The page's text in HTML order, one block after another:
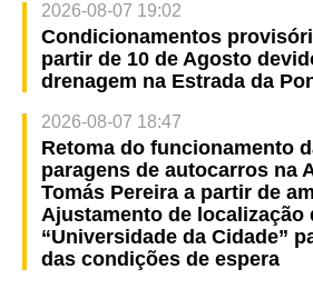
2026-08-07 19:02
Condicionamentos
partir de 10 de Agosto
drenagem na Estrada da
2026-08-07 18:47
Retoma do funcionamento
paragens de autocarros na
Tomás Pereira a partir de
Ajustamento de localização
“Universidade da Cidade”
das condições de espera